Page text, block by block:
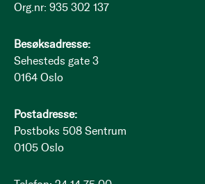
Org.nr: 935 302 137
Besøksadresse:
Sehesteds gate 3
0164 Oslo
Postadresse:
Postboks 508 Sentrum
0105 Oslo